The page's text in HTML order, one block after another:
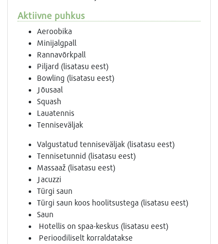
Aktiivne puhkus
Aeroobika
Minijalgpall
Rannavõrkpall
Piljard (lisatasu eest)
Bowling (lisatasu eest)
Jõusaal
Squash
Lauatennis
Tenniseväljak
Valgustatud tenniseväljak (lisatasu eest)
Tennisetunnid (lisatasu eest)
Massaaž (lisatasu eest)
Jacuzzi
Türgi saun
Türgi saun koos hoolitsustega (lisatasu eest)
Saun
Hotellis on spaa-keskus (lisatasu eest)
Perioodiliselt korraldatakse